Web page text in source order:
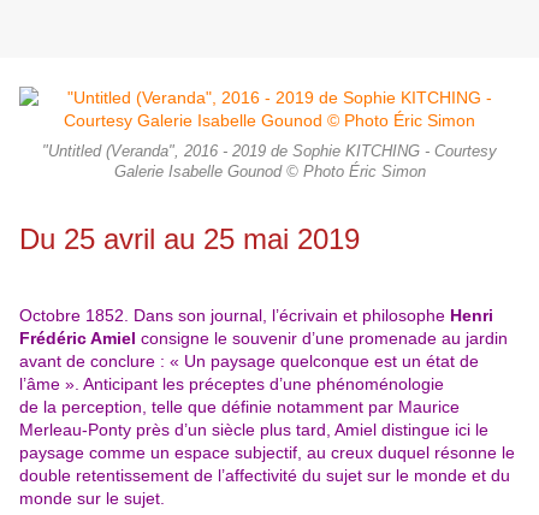
"Untitled (Veranda", 2016 - 2019 de Sophie KITCHING - Courtesy
Galerie Isabelle Gounod © Photo Éric Simon
Du 25 avril au 25 mai 2019
Octobre 1852. Dans son journal, l’écrivain et philosophe Henri
Frédéric Amiel consigne le souvenir d’une promenade au jardin
avant de conclure : « Un paysage quelconque est un état de
l’âme ». Anticipant les préceptes d’une phénoménologie
de la perception, telle que définie notamment par Maurice
Merleau-Ponty près d’un siècle plus tard, Amiel distingue ici le
paysage comme un espace subjectif, au creux duquel résonne le
double retentissement de l’affectivité du sujet sur le monde et du
monde sur le sujet.